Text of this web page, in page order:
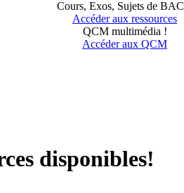
Cours, Exos, Sujets de
Accéder aux ressources
QCM multimédia !
Accéder aux QCM
disponibles!